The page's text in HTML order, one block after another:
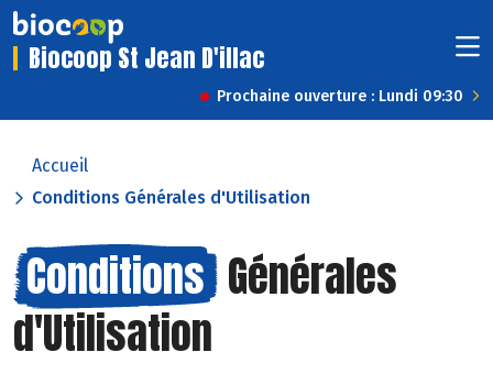
Biocoop St Jean D'illac
Prochaine ouverture : Lundi 09:30
Accueil
Conditions Générales d'Utilisation
Conditions Générales
d'Utilisation